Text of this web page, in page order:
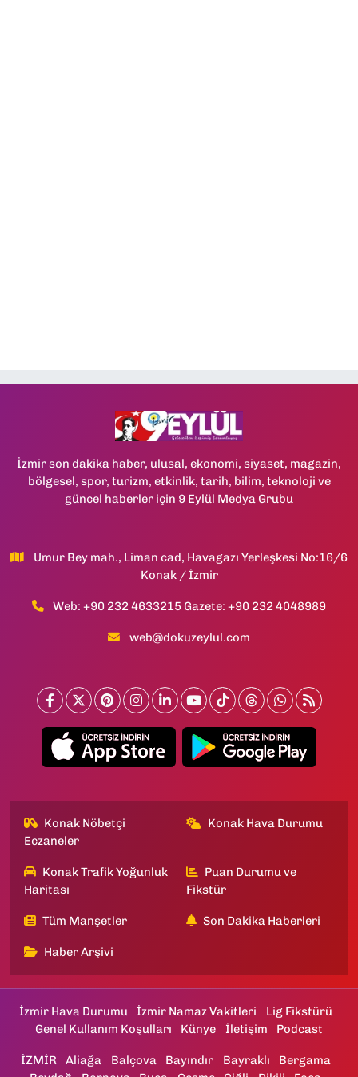
İzmir son dakika haber, ulusal, ekonomi, siyaset, magazin,
bölgesel, spor, turizm, etkinlik, tarih, bilim, teknoloji ve
güncel haberler için 9 Eylül Medya Grubu
Umur Bey mah., Liman cad, Havagazı Yerleşkesi No:16/6
Konak / İzmir
Web: +90 232 4633215 Gazete: +90 232 4048989
web@dokuzeylul.com
Konak Nöbetçi
Eczaneler
Konak Hava Durumu
Konak Trafik Yoğunluk
Haritası
Puan Durumu ve
Fikstür
Tüm Manşetler Son Dakika Haberleri
Haber Arşivi
İzmir Hava Durumu İzmir Namaz Vakitleri
Lig Fikstürü
Genel Kullanım Koşulları
Künye İletişim Podcast
İZMİR Aliağa Balçova Bayındır Bayraklı
Bergama